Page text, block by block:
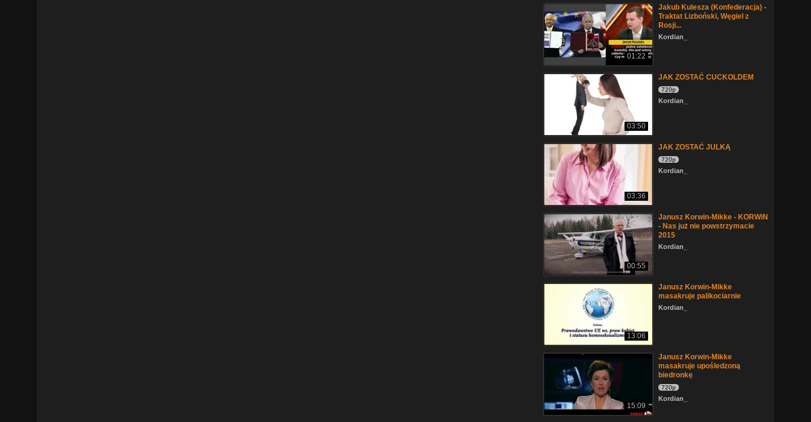
01:22
Jakub Kulesza (Konfederacja) -
Traktat Lizboński, Węgiel z
Rosji...
Kordian_
03:50
JAK ZOSTAĆ CUCKOLDEM
720p
Kordian_
03:36
JAK ZOSTAĆ JULKĄ
720p
Kordian_
00:55
Janusz Korwin-Mikke - KORWiN
- Nas już nie powstrzymacie
2015
Kordian_
13:06
Janusz Korwin-Mikke
masakruje palikociarnie
Kordian_
15:09
Janusz Korwin-Mikke
masakruje upośledzoną
biedronkę
720p
Kordian_